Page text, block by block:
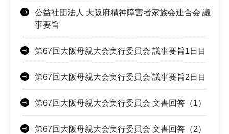
公益社団法人 大阪府精神障害者家族会連合会 議
事要旨
第67回大阪母親大会実行委員会 議事要旨1日目
第67回大阪母親大会実行委員会 議事要旨2日目
第67回大阪母親大会実行委員会 文書回答（1）
第67回大阪母親大会実行委員会 文書回答（2）